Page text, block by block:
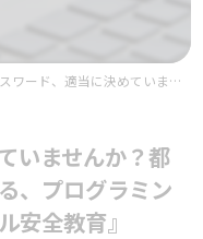
、適当に決めていませんか？都島の家庭で今日から話せる、プログラミングを通じて学ぶ『デジタル安全教育』
いませんか？都
、プログラミン
安全教育』